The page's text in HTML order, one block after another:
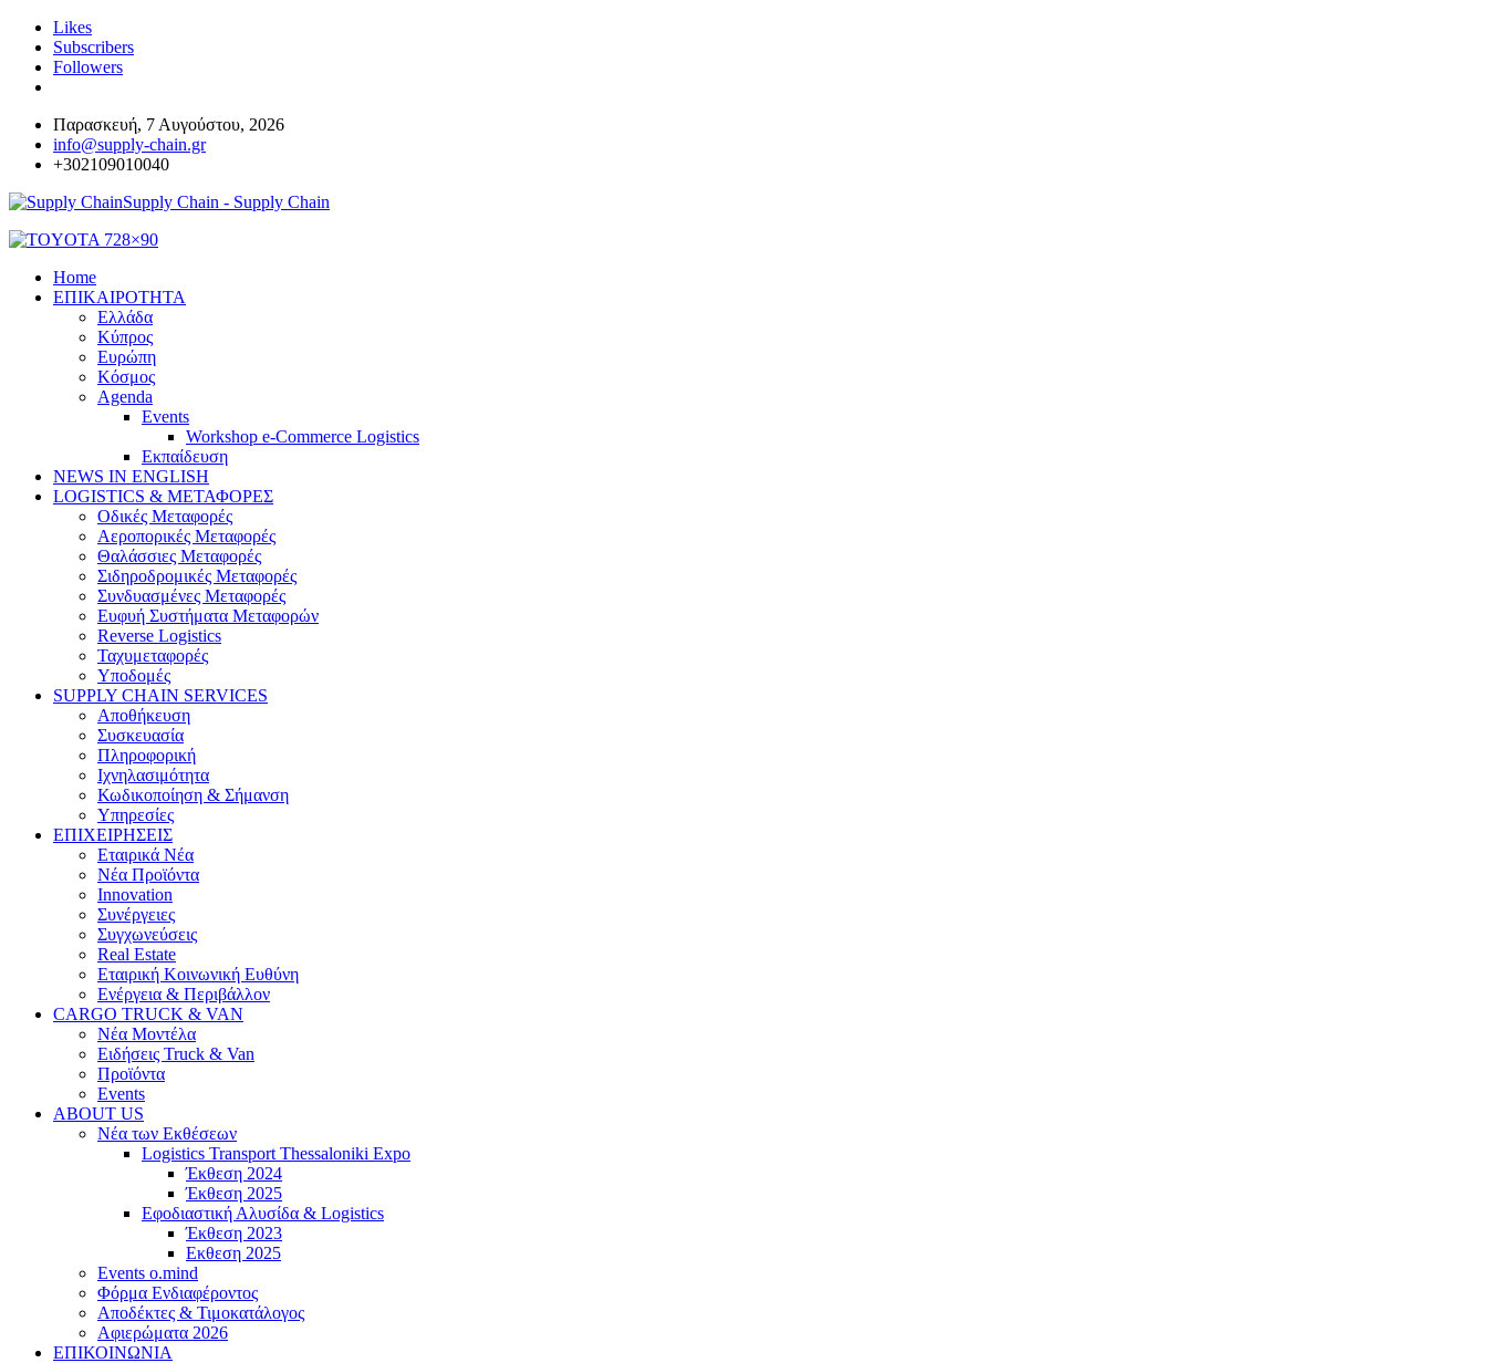
Likes
Subscribers
Followers
Παρασκευή, 7 Αυγούστου, 2026
info@supply-chain.gr
+302109010040
Supply Chain - Supply Chain
Home
ΕΠΙΚΑΙΡΟΤΗΤΑ
Ελλάδα
Κύπρος
Ευρώπη
Κόσμος
Agenda
Events
Workshop e-Commerce Logistics
Εκπαίδευση
NEWS IN ENGLISH
LOGISTICS & ΜΕΤΑΦΟΡΕΣ
Οδικές Μεταφορές
Αεροπορικές Μεταφορές
Θαλάσσιες Μεταφορές
Σιδηροδρομικές Μεταφορές
Συνδυασμένες Μεταφορές
Ευφυή Συστήματα Μεταφορών
Reverse Logistics
Ταχυμεταφορές
Υποδομές
SUPPLY CHAIN SERVICES
Αποθήκευση
Συσκευασία
Πληροφορική
Ιχνηλασιμότητα
Κωδικοποίηση & Σήμανση
Υπηρεσίες
ΕΠΙΧΕΙΡΗΣΕΙΣ
Εταιρικά Νέα
Νέα Προϊόντα
Innovation
Συνέργειες
Συγχωνεύσεις
Real Estate
Εταιρική Κοινωνική Ευθύνη
Ενέργεια & Περιβάλλον
CARGO TRUCK & VAN
Νέα Μοντέλα
Ειδήσεις Truck & Van
Προϊόντα
Events
ABOUT US
Νέα των Εκθέσεων
Logistics Transport Thessaloniki Expo
Έκθεση 2024
Έκθεση 2025
Εφοδιαστική Αλυσίδα & Logistics
Έκθεση 2023
Εκθεση 2025
Events o.mind
Φόρμα Ενδιαφέροντος
Αποδέκτες & Τιμοκατάλογος
Αφιερώματα 2026
ΕΠΙΚΟΙΝΩΝΙΑ